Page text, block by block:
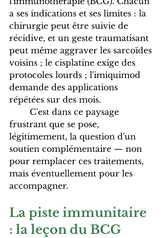
a ses indications et ses limites : la
chirurgie peut être suivie de
récidive, et un geste traumatisant
peut même aggraver les sarcoïdes
voisins ; le cisplatine exige des
protocoles lourds ; l'imiquimod
demande des applications
répétées sur des mois.
frustrant que se pose,
légitimement, la question d'un
soutien complémentaire — non
pour remplacer ces traitements,
mais éventuellement pour les
accompagner.
La piste immunitaire
: la leçon du BCG